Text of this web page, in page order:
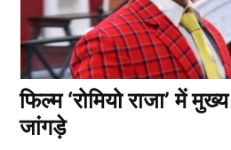
फिल्म ‘रोमियो राजा’ में
जांगड़े